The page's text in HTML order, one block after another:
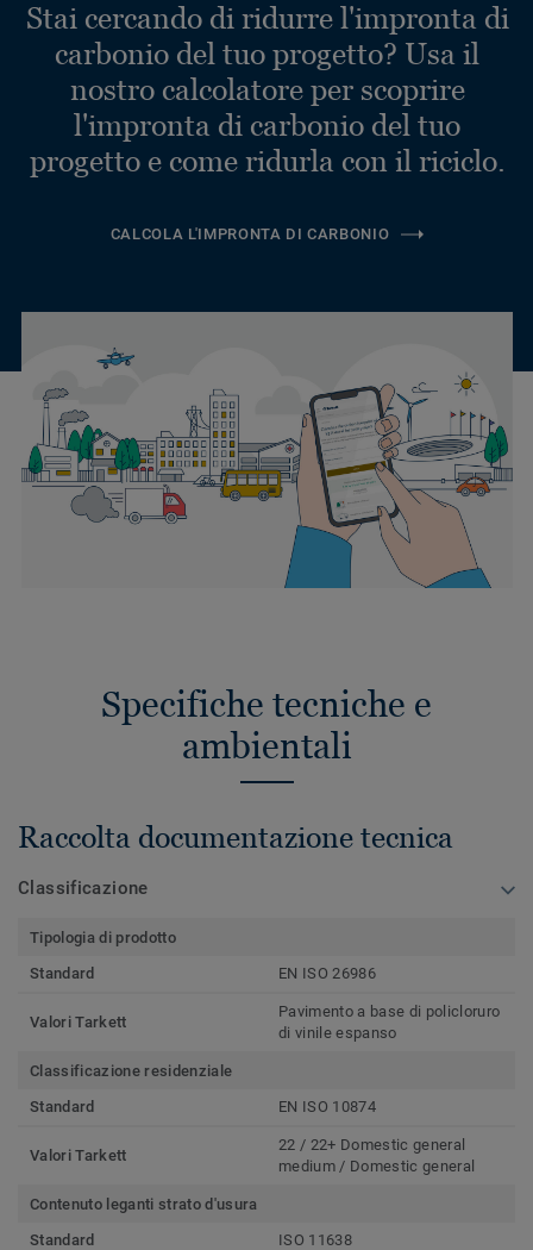
Stai cercando di ridurre l'impronta di
carbonio del tuo progetto? Usa il
nostro calcolatore per scoprire
l'impronta di carbonio del tuo
progetto e come ridurla con il riciclo.
CALCOLA L'IMPRONTA DI CARBONIO
Specifiche tecniche e
ambientali
Raccolta documentazione tecnica
Classificazione
Tipologia di prodotto
Standard
EN ISO 26986
Valori Tarkett
Pavimento a base di policloruro
di vinile espanso
Classificazione residenziale
Standard
EN ISO 10874
Valori Tarkett
22 / 22+ Domestic general
medium / Domestic general
Contenuto leganti strato d'usura
Standard
ISO 11638